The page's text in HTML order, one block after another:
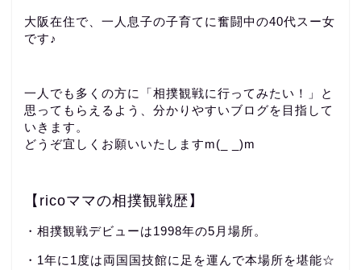
大阪在住で、一人息子の子育てに奮闘中の40代スー女
です♪
一人でも多くの方に「相撲観戦に行ってみたい！」と
思ってもらえるよう、分かりやすいブログを目指して
いきます。
どうぞ宜しくお願いいたしますm(_ _)m
【ricoママの相撲観戦歴】
・相撲観戦デビューは1998年の5月場所。
・1年に1度は両国国技館に足を運んで本場所を堪能☆